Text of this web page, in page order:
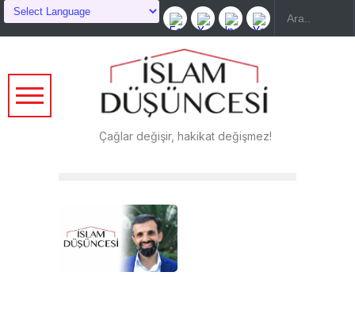
Çağlar değişir, hakikat değişmez!